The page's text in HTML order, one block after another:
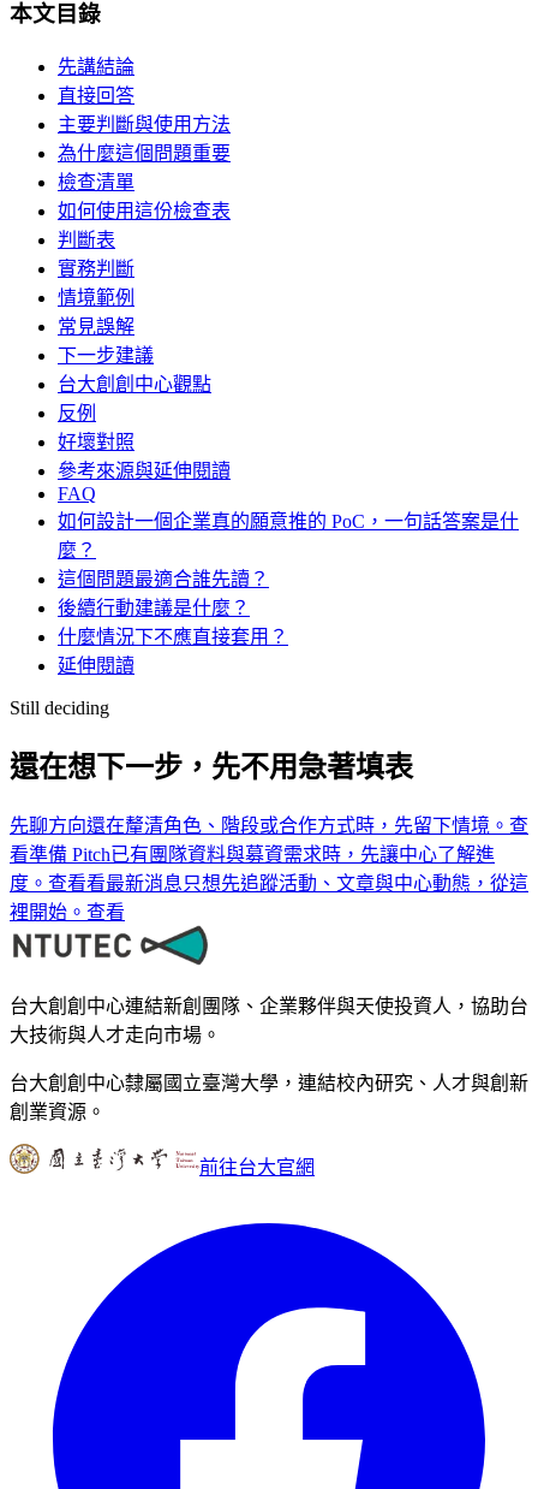
本文目錄
先講結論
直接回答
主要判斷與使用方法
為什麼這個問題重要
檢查清單
如何使用這份檢查表
判斷表
實務判斷
情境範例
常見誤解
下一步建議
台大創創中心觀點
反例
好壞對照
參考來源與延伸閱讀
FAQ
如何設計一個企業真的願意推的 PoC，一句話答案是什
麼？
這個問題最適合誰先讀？
後續行動建議是什麼？
什麼情況下不應直接套用？
延伸閱讀
Still deciding
還在想下一步，先不用急著填表
先聊方向還在釐清角色、階段或合作方式時，先留下情境。 查
看準備 Pitch已有團隊資料與募資需求時，先讓中心了解進
度。 查看看最新消息只想先追蹤活動、文章與中心動態，從這
裡開始。 查看
台大創創中心連結新創團隊、企業夥伴與天使投資人，協助台
大技術與人才走向市場。
台大創創中心隸屬國立臺灣大學，連結校內研究、人才與創新
創業資源。
前往台大官網